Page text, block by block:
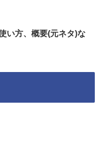
い方、概要(元ネタ)な